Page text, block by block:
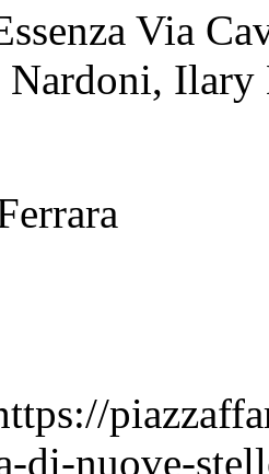
Via
Nardoni, Ilary
di-nuove-